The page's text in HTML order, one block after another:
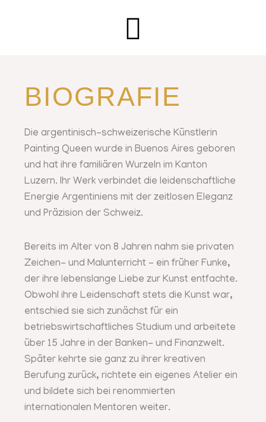
BIOGRAFIE
Die argentinisch-schweizerische Künstlerin
Painting Queen wurde in Buenos Aires geboren
und hat ihre familiären Wurzeln im Kanton
Luzern. Ihr Werk verbindet die leidenschaftliche
Energie Argentiniens mit der zeitlosen Eleganz
und Präzision der Schweiz.
Bereits im Alter von 8 Jahren nahm sie privaten
Zeichen- und Malunterricht – ein früher Funke,
der ihre lebenslange Liebe zur Kunst entfachte.
Obwohl ihre Leidenschaft stets die Kunst war,
entschied sie sich zunächst für ein
betriebswirtschaftliches Studium und arbeitete
über 15 Jahre in der Banken- und Finanzwelt.
Später kehrte sie ganz zu ihrer kreativen
Berufung zurück, richtete ein eigenes Atelier ein
und bildete sich bei renommierten
internationalen Mentoren weiter.